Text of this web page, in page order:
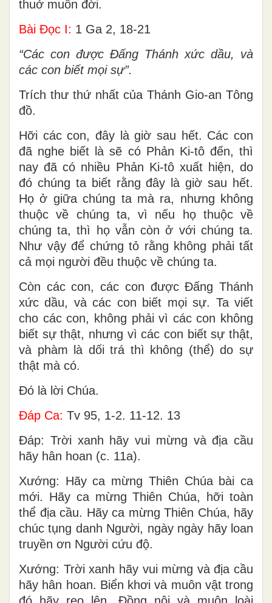
Chúa hằng sống và hiển trị cùng Chúa,
hiệp nhất với Chúa Thánh Thần đến muôn
thuở muôn đời.
Bài Ðọc I: 1 Ga 2, 18-21
“Các con được Ðấng Thánh xức dầu, và
các con biết mọi sự”.
Trích thư thứ nhất của Thánh Gio-an Tông
đồ.
Hỡi các con, đây là giờ sau hết. Các con
đã nghe biết là sẽ có Phản Ki-tô đến, thì
nay đã có nhiều Phản Ki-tô xuất hiện, do
đó chúng ta biết rằng đây là giờ sau hết.
Họ ở giữa chúng ta mà ra, nhưng không
thuộc về chúng ta, vì nếu họ thuộc về
chúng ta, thì họ vẫn còn ở với chúng ta.
Như vậy để chứng tỏ rằng không phải tất
cả mọi người đều thuộc về chúng ta.
Còn các con, các con được Ðấng Thánh
xức dầu, và các con biết mọi sự. Ta viết
cho các con, không phải vì các con không
biết sự thật, nhưng vì các con biết sự thật,
và phàm là dối trá thì không (thể) do sự
thật mà có.
Ðó là lời Chúa.
Ðáp Ca:Tv 95, 1-2. 11-12. 13
Ðáp: Trời xanh hãy vui mừng và địa cầu
hãy hân hoan (c. 11a).
Xướng: Hãy ca mừng Thiên Chúa bài ca
mới. Hãy ca mừng Thiên Chúa, hỡi toàn
thể địa cầu. Hãy ca mừng Thiên Chúa, hãy
chúc tụng danh Người, ngày ngày hãy loan
truyền ơn Người cứu độ.